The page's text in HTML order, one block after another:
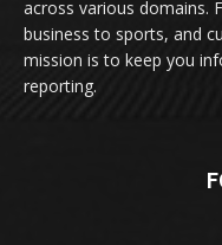
across various domains.
business to sports, and
mission is to keep you
reporting.